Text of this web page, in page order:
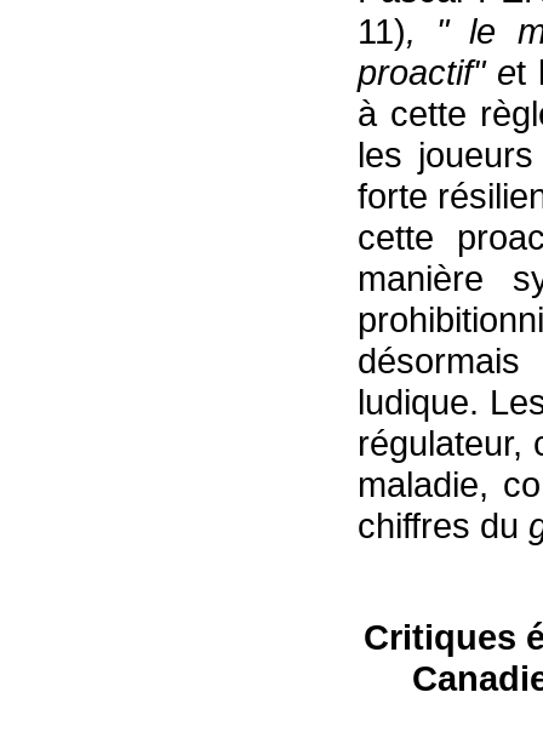
11), " le
proactif" et
à cette
les
forte
cette
manière
ludique.
régulateur,
maladie,
chiffres du
Critiques
C